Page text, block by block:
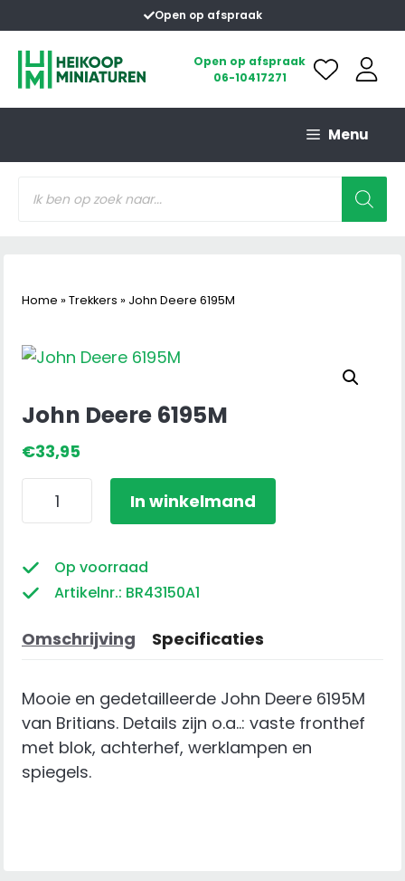
naar
inhoud
Open op afspraak
Open op afspraak
06-10417271
Menu
zoeken
Home » Trekkers » John Deere 6195M
John Deere 6195M
€33,95
John
Deere
aantal
In winkelmand
Op voorraad
Artikelnr.: BR43150A1
Omschrijving Specificaties
Mooie en gedetailleerde John Deere 6195M
van Britians. Details zijn o.a..: vaste fronthef
met blok, achterhef, werklampen en
spiegels.